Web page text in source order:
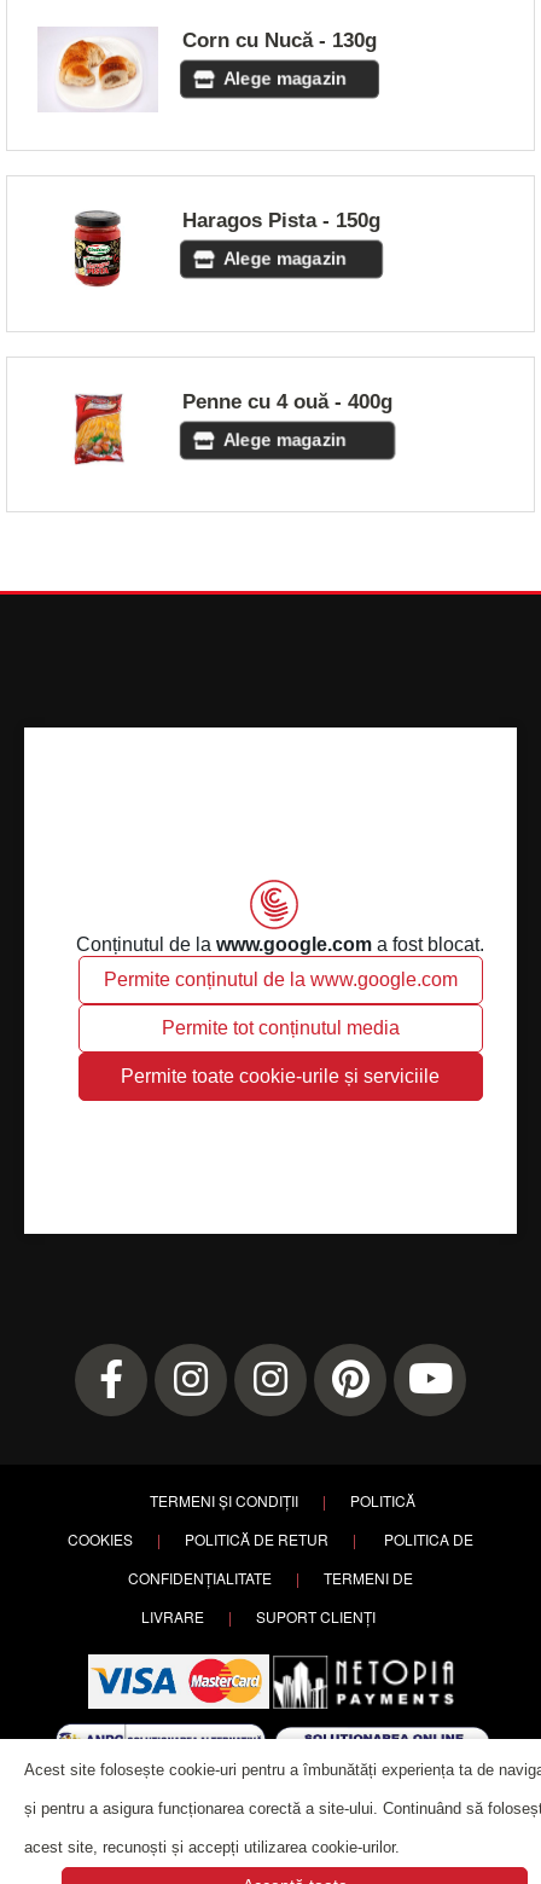
Corn cu Nucă - 130g
Alege magazin
Haragos Pista - 150g
Alege magazin
Penne cu 4 ouă - 400g
Alege magazin
TERMENI ȘI CONDIȚII |
POLITICĂ
COOKIES
| POLITICĂ DE RETUR |
POLITICA DE
CONFIDENȚIALITATE
|
TERMENI DE
LIVRARE
| SUPORT CLIENȚI
Copyright ©2026 PETRY. All rights reserved. | Website designed by
Alla Creation.
Acest site folosește cookie-uri pentru a îmbunătăți experiența ta de
și pentru a asigura funcționarea corectă a site-ului. Continuând să
acest site, recunoști și accepți utilizarea cookie-urilor.